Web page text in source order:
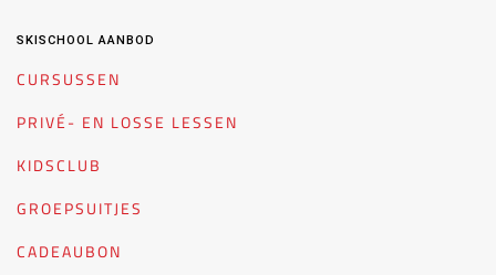
SKISCHOOL AANBOD
CURSUSSEN
PRIVÉ- EN LOSSE LESSEN
KIDSCLUB
GROEPSUITJES
CADEAUBON